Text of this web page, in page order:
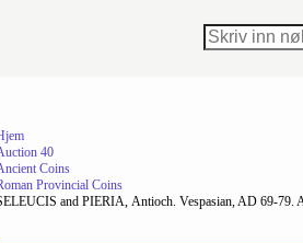
40
Coins
Provincial Coins
and PIERIA, Antioch. Vespasian, AD 69-79.